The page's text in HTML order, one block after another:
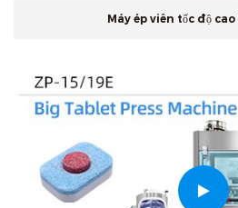
Máy ép viên tốc độ